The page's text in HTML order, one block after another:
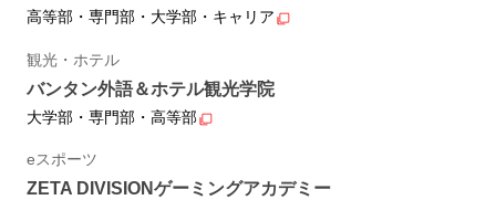
高等部・専門部・大学部・キャリア
観光・ホテル
バンタン外語＆ホテル観光学院
大学部・専門部・高等部
eスポーツ
ZETA DIVISIONゲーミングアカデミー